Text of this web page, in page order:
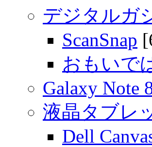
デジタルガ
ScanSnap
おもいで
Galaxy Note
液晶タブレ
Dell